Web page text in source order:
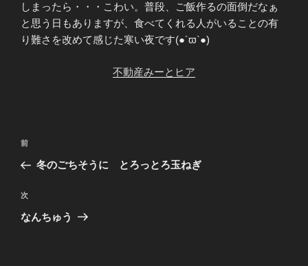
しまったら・・・こわい。普段、ご飯作るの面倒だなぁ
と思う日もありますが、食べてくれる人がいることの有
り難さを改めて感じた寒い夜です(●´ϖ`●)
不動産みーとヒア
投
ナ
ビ
ゲ
前
の
稿
前
冬のごちそうに とろっとろ玉ねぎ
次
の
次
なんちゅう